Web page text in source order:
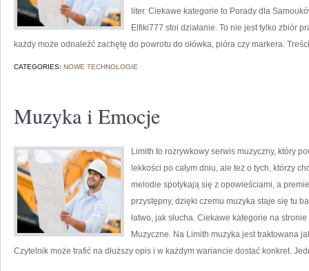
liter. Ciekawe kategorie to Porady dla
Elfiki777 stoi działanie. To nie jest tylko zbiór
każdy może odnaleźć zachętę do powrotu do ołówka, pióra czy markera.
CATEGORIES: NOWE TECHNOLOGIE
Muzyka i Emocje
Limith to rozrywkowy serwis muzyczny, który
lekkości po całym dniu, ale też o tych, którzy
melodie spotykają się z opowieściami, a
przystępny, dzięki czemu muzyka staje się tu
łatwo, jak słucha. Ciekawe kategorie na
Muzyczne. Na Limith muzyka jest traktowana
Czytelnik może trafić na dłuższy opis i w każdym wariancie dostać konkret.